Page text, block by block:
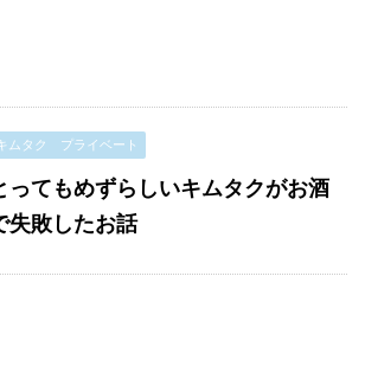
ムタク プライベート
ってもめずらしいキムタクがお酒
失敗したお話